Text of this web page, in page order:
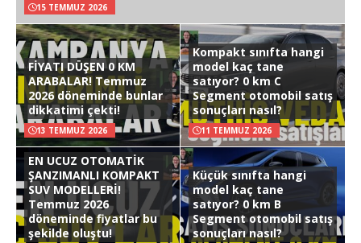
15 TEMMUZ 2026
FİYATI DÜŞEN 0 KM
ARABALAR! Temmuz
2026 döneminde bunlar
dikkatimi çekti!
13 TEMMUZ 2026
Kompakt sınıfta hangi
model kaç tane
satıyor? 0 km C
Segment otomobil satış
sonuçları nasıl?
11 TEMMUZ 2026
EN UCUZ OTOMATİK
ŞANZIMANLI KOMPAKT
SUV MODELLERİ!
Temmuz 2026
döneminde fiyatlar bu
şekilde oluştu!
Küçük sınıfta hangi
model kaç tane
satıyor? 0 km B
Segment otomobil satış
sonuçları nasıl?